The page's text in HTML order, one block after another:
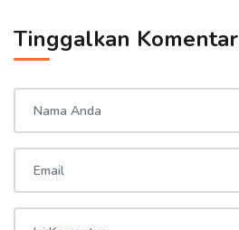
Tinggalkan Komentar